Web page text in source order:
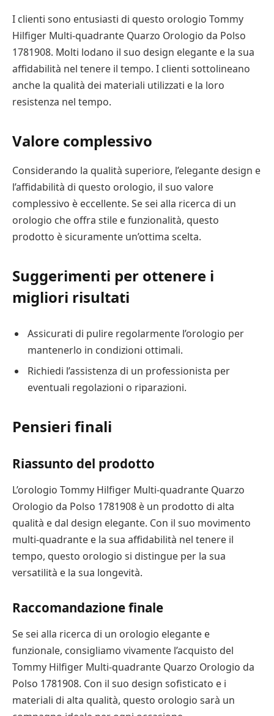
I clienti sono entusiasti di questo orologio Tommy
Hilfiger Multi-quadrante Quarzo Orologio da Polso
1781908. Molti lodano il suo design elegante e la sua
affidabilità nel tenere il tempo. I clienti sottolineano
anche la qualità dei materiali utilizzati e la loro
resistenza nel tempo.
Valore complessivo
Considerando la qualità superiore, l’elegante design e
l’affidabilità di questo orologio, il suo valore
complessivo è eccellente. Se sei alla ricerca di un
orologio che offra stile e funzionalità, questo
prodotto è sicuramente un’ottima scelta.
Suggerimenti per ottenere i
migliori risultati
Assicurati di pulire regolarmente l’orologio per
mantenerlo in condizioni ottimali.
Richiedi l’assistenza di un professionista per
eventuali regolazioni o riparazioni.
Pensieri finali
Riassunto del prodotto
L’orologio Tommy Hilfiger Multi-quadrante Quarzo
Orologio da Polso 1781908 è un prodotto di alta
qualità e dal design elegante. Con il suo movimento
multi-quadrante e la sua affidabilità nel tenere il
tempo, questo orologio si distingue per la sua
versatilità e la sua longevità.
Raccomandazione finale
Se sei alla ricerca di un orologio elegante e
funzionale, consigliamo vivamente l’acquisto del
Tommy Hilfiger Multi-quadrante Quarzo Orologio da
Polso 1781908. Con il suo design sofisticato e i
materiali di alta qualità, questo orologio sarà un